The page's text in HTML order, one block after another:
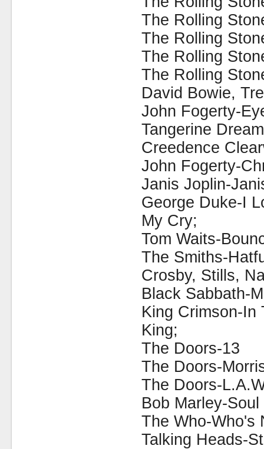
The Rolling
The Rolling
The Rolling
The Rolling
David Bowie,
John Fogerty-
Tangerine
Creedence
John Fogerty-
Janis Joplin-
George Duke-I
My Cry;
Tom Waits-
The Smiths-
Crosby, Stills,
Black Sabbath-
King Crimson-In
King;
The Doors-13
The Doors-
The Doors-
Bob Marley-
The Who-Who's
Talking Heads-